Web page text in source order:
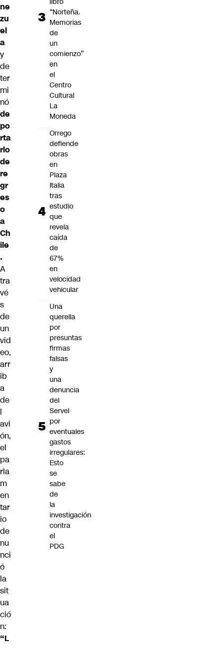
ne
zu
el
a
y
de
ter
mi
nó
de
po
rta
rlo
de
re
gr
es
o
a
Ch
ile
.
A
tra
vé
s
de
un
vid
eo,
arr
ib
a
de
l
avi
ón,
el
pa
rla
m
en
tar
io
de
nu
nci
ó
la
sit
ua
ció
n:
“L
“Norteña.
Memorias
de
un
comienzo”
en
el
Centro
Cultural
La
Moneda
Orrego
defiende
obras
en
Plaza
Italia
tras
estudio
que
revela
caída
de
67%
en
velocidad
vehicular
Una
querella
por
presuntas
firmas
falsas
y
una
denuncia
del
Servel
por
eventuales
gastos
irregulares:
Esto
se
sabe
de
la
investigación
contra
el
PDG